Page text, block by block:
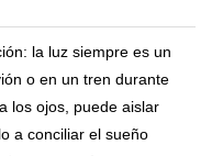
la luz siempre es un
o en un tren durante
los ojos, puede aislar
a conciliar el sueño